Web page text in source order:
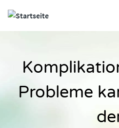
Site Logo
Probleme